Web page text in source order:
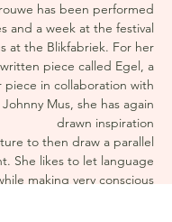
has been performed
and a week at the festival
at the Blikfabriek. For her
piece called Egel, a
piece in collaboration with
Mus, she has again
drawn inspiration
to then draw a parallel
She likes to let language
making very conscious